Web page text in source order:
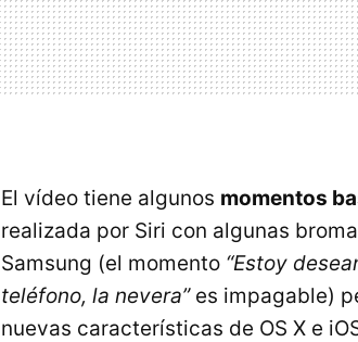
El vídeo tiene algunos momentos
realizada por Siri con algunas
Samsung (el momento “Estoy
teléfono, la nevera”es impagable)
nuevas características de OS X e